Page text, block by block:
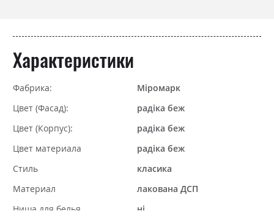
Характеристики
Фабрика:
Міромарк
Цвет (Фасад):
радіка беж
Цвет (Корпус):
радіка беж
Цвет материала
радіка беж
Стиль
класика
Материал
лакована ДСП
Ниша для белья
ні